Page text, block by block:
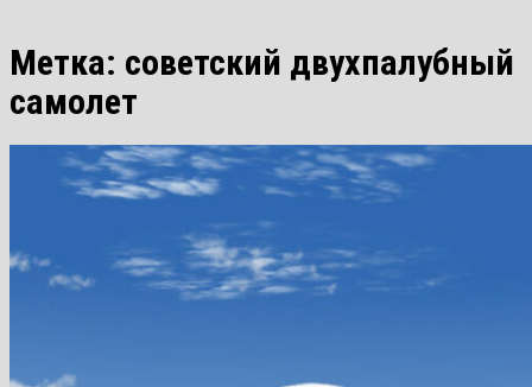
Метка: советский двухпалубный
самолет